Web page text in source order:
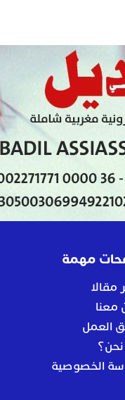
مهمة
مقالا
معنا
العمل
الخصوصية